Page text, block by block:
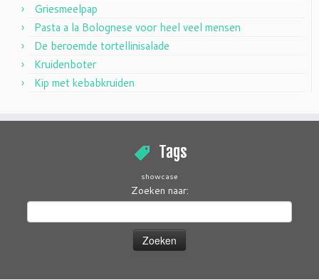
Griesmeelpap
Pasta a la Bolognese voor heel veel mensen
De beroemde tortellinisalade
Kruidenboter
Kip met kebabkruiden
Tags
showcase
Zoeken naar: